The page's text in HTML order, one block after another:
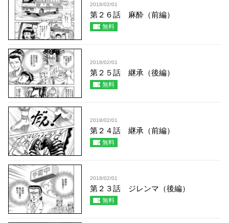
2018/02/01
第２６話 麻酔（前編）
無料
2018/02/01
第２５話 継承（後編）
無料
2018/02/01
第２４話 継承（前編）
無料
2018/02/01
第２３話 ジレンマ（後編）
無料